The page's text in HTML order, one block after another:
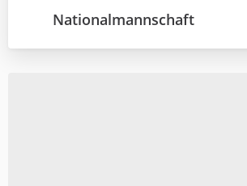
Nationalmannschaft